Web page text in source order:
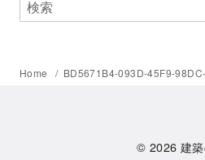
Home BD5671B4-093D-45F9-
© 2026建